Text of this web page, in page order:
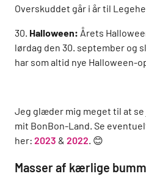
Overskuddet går i år til
30. Halloween: Årets
lørdag den 30. september og
har som altid nye Halloween-
Jeg glæder mig meget til at
mit BonBon-Land. Se
her: 2023 & 2022. 😊
Masser af kærlige